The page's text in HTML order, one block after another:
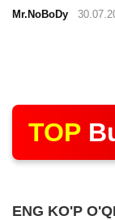
Mr.NoBoDy
TOP
ENG KO'P